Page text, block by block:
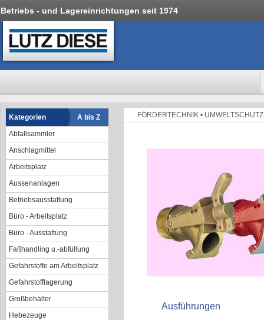
Betriebs - und Lagereinrichtungen seit 1974
Kategorien
A bis Z
Abfallsammler
Anschlagmittel
Arbeitsplatz
Aussenanlagen
Betriebsausstattung
Büro - Arbeitsplatz
Büro - Ausstattung
Faßhandling u.-abfüllung
Gefahrstoffe am Arbeitsplatz
Gefahrstofflagerung
Großbehälter
Hebezeuge
FÖRDERTECHNIK •
Ausführungen